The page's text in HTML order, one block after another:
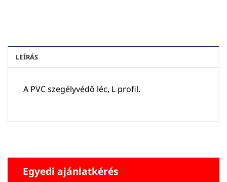
LEÍRÁS
A PVC szegélyvédő léc, L profil.
Egyedi ajánlatkérés